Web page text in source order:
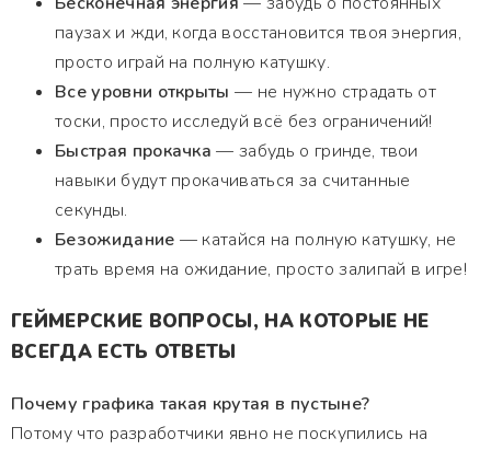
паузах и жди, когда восстановится твоя энергия,
просто играй на полную катушку.
Все уровни открыты — не нужно страдать от
тоски, просто исследуй всё без ограничений!
Быстрая прокачка — забудь о гринде, твои
навыки будут прокачиваться за считанные
секунды.
Безожидание — катайся на полную катушку, не
трать время на ожидание, просто залипай в игре!
ГЕЙМЕРСКИЕ ВОПРОСЫ, НА КОТОРЫЕ НЕ
ВСЕГДА ЕСТЬ ОТВЕТЫ
Почему графика такая крутая в пустыне?
Потому что разработчики явно не поскупились на